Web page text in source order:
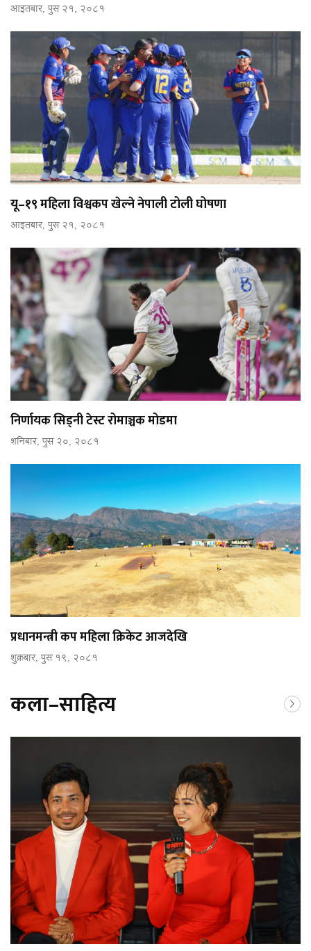
आइतबार, पुस २१, २०८१
यू–१९ महिला विश्वकप खेल्ने नेपाली टोली घोषणा
आइतबार, पुस २१, २०८१
निर्णायक सिड्नी टेस्ट रोमाञ्चक मोडमा
शनिबार, पुस २०, २०८१
प्रधानमन्त्री कप महिला क्रिकेट आजदेखि
शुक्रबार, पुस १९, २०८१
कला–साहित्य